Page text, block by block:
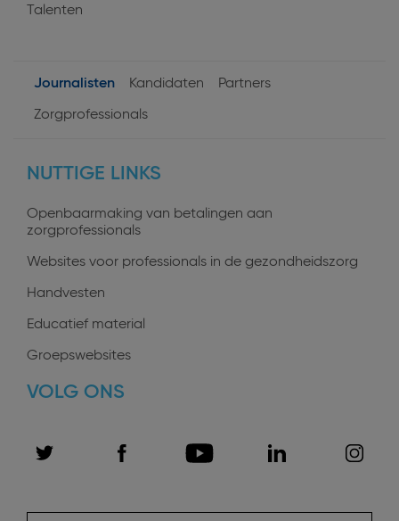
Talenten
User
Journalisten Kandidaten Partners
Zorgprofessionals
NUTTIGE LINKS
Openbaarmaking van betalingen aan
zorgprofessionals
Websites voor professionals in de gezondheidszorg
Handvesten
Educatief material
Groepswebsites
VOLG ONS